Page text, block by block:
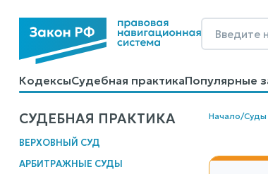
КодексыСудебная практикаПопулярные
КалькуляторыСправочные материалы
СУДЕБНАЯ ПРАКТИКА
ВЕРХОВНЫЙ СУД
АРБИТРАЖНЫЕ СУДЫ
Начало/